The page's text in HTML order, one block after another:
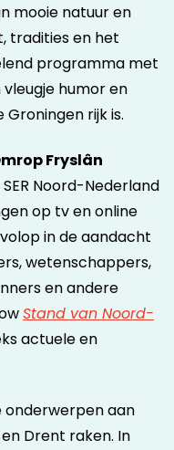
mooie natuur en
tradities en het
programma met
humor en
rijk is.
Fryslân
Noord-Nederland
op tv en online
in de aandacht
wetenschappers,
en andere
Stand van Noord-
actuele en
onderwerpen aan
Drent raken. In